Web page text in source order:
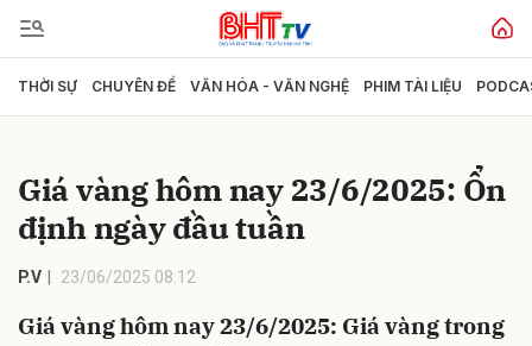
THỜI SỰ CHUYÊN ĐỀ VĂN HÓA - VĂN NGHỆ PHIM TÀI LIỆU
Giá vàng hôm nay 23/6/2025: Ổn
định ngày đầu tuần
P.V 23/06/2025 08:12
Giá vàng hôm nay 23/6/2025: Giá vàng trong
Gửi bình luận